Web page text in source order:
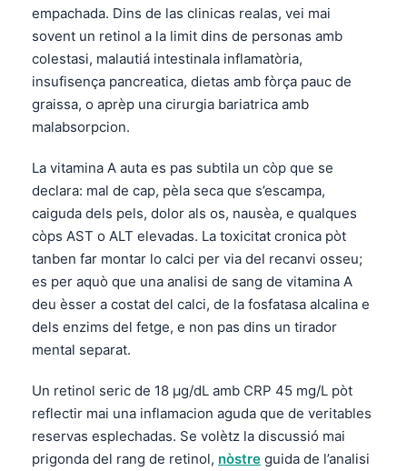
empachada. Dins de las clinicas realas, vei mai
sovent un retinol a la limit dins de personas amb
colestasi, malautiá intestinala inflamatòria,
insufisença pancreatica, dietas amb fòrça pauc de
graissa, o aprèp una cirurgia bariatrica amb
malabsorpcion.
La vitamina A auta es pas subtila un còp que se
declara: mal de cap, pèla seca que s’escampa,
caiguda dels pels, dolor als os, nausèa, e qualques
còps AST o ALT elevadas. La toxicitat cronica pòt
tanben far montar lo calci per via del recanvi osseu;
es per aquò que una analisi de sang de vitamina A
deu èsser a costat del calci, de la fosfatasa alcalina e
dels enzims del fetge, e non pas dins un tirador
mental separat.
Un retinol seric de 18 µg/dL amb CRP 45 mg/L pòt
reflectir mai una inflamacion aguda que de veritables
reservas esplechadas. Se volètz la discussió mai
prigonda del rang de retinol, nòstre guida de l’analisi